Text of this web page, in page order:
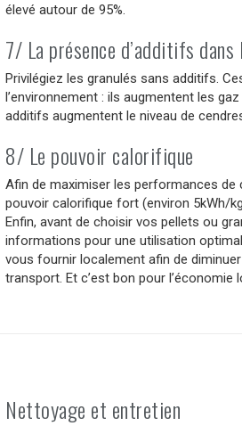
élevé autour de 95%.
7/ La présence d’additifs
Privilégiez les granulés sans additifs.
l’environnement : ils augmentent les
additifs augmentent le niveau de
8/ Le pouvoir calorifique
Afin de maximiser les performances
pouvoir calorifique fort (environ 5kWh/
Enfin, avant de choisir vos pellets ou
informations pour une utilisation
vous fournir localement afin de
transport. Et c’est bon pour l’économie
Nettoyage et entretien